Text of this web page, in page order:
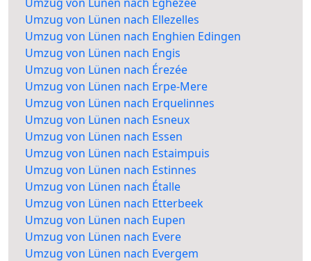
Umzug von Lünen nach Ellezelles
Umzug von Lünen nach Enghien Edingen
Umzug von Lünen nach Engis
Umzug von Lünen nach Érezée
Umzug von Lünen nach Erpe-Mere
Umzug von Lünen nach Erquelinnes
Umzug von Lünen nach Esneux
Umzug von Lünen nach Essen
Umzug von Lünen nach Estaimpuis
Umzug von Lünen nach Estinnes
Umzug von Lünen nach Étalle
Umzug von Lünen nach Etterbeek
Umzug von Lünen nach Eupen
Umzug von Lünen nach Evere
Umzug von Lünen nach Evergem